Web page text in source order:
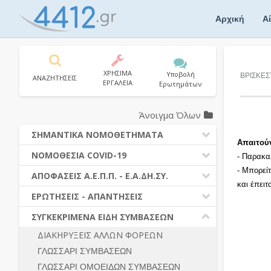
Αρχική
-
-
και
ΑΝΑΖΗΤΗΣΕΙΣ
ΧΡΗΣΙΜΑ
ΕΡΓΑΛΕΙΑ
Υποβολή
Ερωτημάτων
Άνοιγμα Όλων
ΣΗΜΑΝΤΙΚΑ ΝΟΜΟΘΕΤΗΜΑΤΑ
ΔΗΜΟΣΙΕΣ ΣΥΜΒΑΣΕΙΣ (Ν. 4412/2016)
ΔΗΜΟΤΙΚΟΣ ΚΩΔΙΚΑΣ (Ν.3463/2006)
ΚΑΛΛΙΚΡΑΤΗΣ (Ν.3852/2010)
ΝΟΜΟΘΕΣΙΑ - ΝΟΜΟΛΟΓΙΑ (ΣΥΝΟΛΟ)
ΝΟΜΟΘΕΣΙΑ COVID-19
ΝΟΜΟΘΕΣΙΑ - ΝΟΜΟΛΟΓΙΑ COVID -19
ΕΡΩΤΗΣΕΙΣ - ΑΠΑΝΤΗΣΕΙΣ
ΑΠΟΦΑΣΕΙΣ Α.Ε.Π.Π. - Ε.Α.ΔΗ.ΣΥ.
ΠΡΟΔΙΚΑΣΤΙΚΗ ΠΡΟΣΦΥΓΗ
ΓΕΝΙΚΟΙ ΚΑΝΟΝΕΣ
ΔΙΚΑΙΟΥΜΕΝΟΙ ΣΥΜΜΕΤΟΧΗΣ
ΠΡΟΣΦΟΡΕΣ – ΔΙΚΑΙΟΛΟΓΗΤΙΚΑ
ΣΥΜΜΕΤΟΧΗΣ
ΕΡΩΤΗΣΕΙΣ - ΑΠΑΝΤΗΣΕΙΣ
Ν. 4782/2021 - ΤΡΟΠΟΠΟΙΗΣΗ
4412/2016
ΔΙΕΞΑΓΩΓΗ ΔΙΑΔΙΚΑΣΙΑΣ
ΔΙΑΔΙΚΑΣΙΕΣ ΑΝΑΘΕΣΗΣ
ΣΥΓΚΕΚΡΙΜΕΝΑ ΕΙΔΗ ΣΥΜΒΑΣΕΩΝ
ΔΙΑΚΗΡΥΞΕΙΣ ΑΛΛΩΝ ΦΟΡΕΩΝ
ΓΛΩΣΣΑΡΙ ΣΥΜΒΑΣΕΩΝ
ΓΛΩΣΣΑΡΙ ΟΜΟΕΙΔΩΝ ΣΥΜΒΑΣΕΩΝ